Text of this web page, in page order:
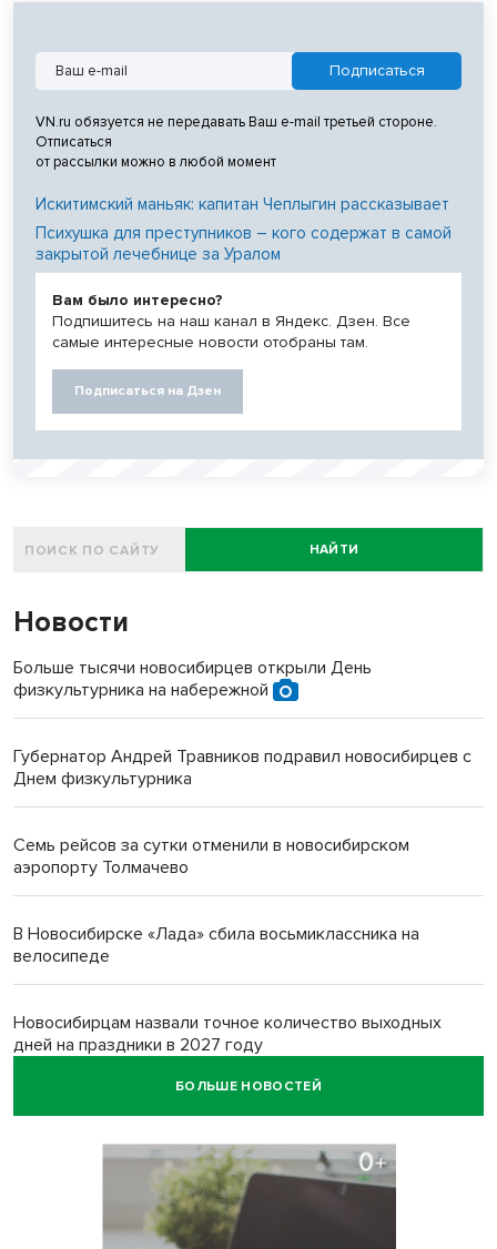
VN.ru обязуется не передавать Ваш e-mail третьей стороне.
Отписаться
от рассылки можно в любой момент
Искитимский маньяк: капитан Чеплыгин рассказывает
Психушка для преступников – кого содержат в самой
закрытой лечебнице за Уралом
Вам было интересно?
Подпишитесь на наш канал в Яндекс. Дзен. Все
самые интересные новости отобраны там.
Подписаться на Дзен
НАЙТИ
Новости
Больше тысячи новосибирцев открыли День
физкультурника на набережной
Губернатор Андрей Травников подравил новосибирцев с
Днем физкультурника
Семь рейсов за сутки отменили в новосибирском
аэропорту Толмачево
В Новосибирске «Лада» сбила восьмиклассника на
велосипеде
Новосибирцам назвали точное количество выходных
дней на праздники в 2027 году
БОЛЬШЕ НОВОСТЕЙ